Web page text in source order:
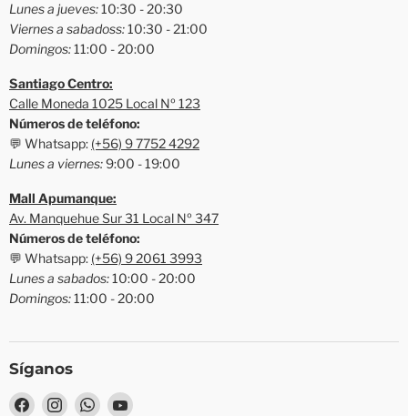
Lunes a jueves:10:30 - 20:30
Viernes a sabadoss:10:30 - 21:00
Domingos:11:00 - 20:00
Santiago Centro:
Calle Moneda 1025 Local Nº 123
Números de teléfono:
💬 Whatsapp: (+56) 9 7752 4292
Lunes a viernes:9:00 - 19:00
Mall Apumanque:
Av. Manquehue Sur 31 Local Nº 347
Números de teléfono:
💬 Whatsapp: (+56) 9 2061 3993
Lunes a sabados:10:00 - 20:00
Domingos:11:00 - 20:00
Síganos
Encuéntrenos
Encuéntrenos
Encuéntrenos
Encuéntrenos